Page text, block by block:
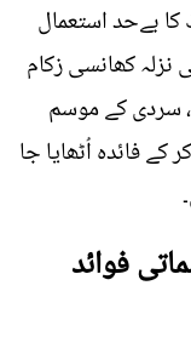
بےحد استعمال
نزلہ کھانسی زکام
سردی کے موسم
فائدہ اُٹھایا جا
فوائد